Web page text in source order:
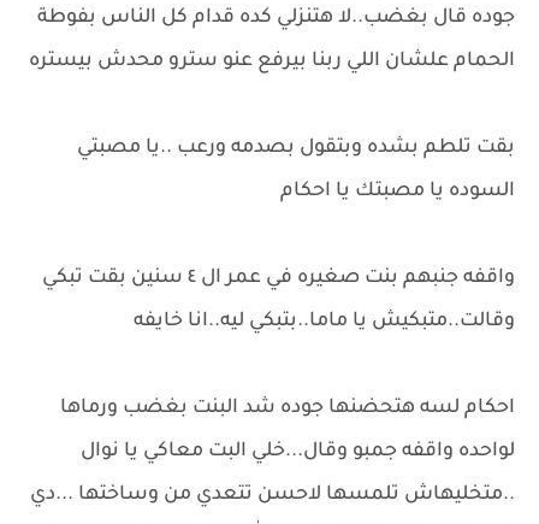
جوده قال بغضب..لا هتنزلي كده قدام كل الناس بفوطة
الحمام علشان اللي ربنا بيرفع عنو سترو محدش بيستره
بقت تلطم بشده وبتقول بصدمه ورعب ..يا مصبتي
السوده يا مصبتك يا احكام
واقفه جنبهم بنت صغيره في عمر ال ٤ سنين بقت تبكي
وقالت..متبكيش يا ماما..بتبكي ليه..انا خايفه
احكام لسه هتحضنها جوده شد البنت بغضب ورماها
لواحده واقفه جمبو وقال...خلي البت معاكي يا نوال
..متخليهاش تلمسها لاحسن تتعدي من وساختها ...دي